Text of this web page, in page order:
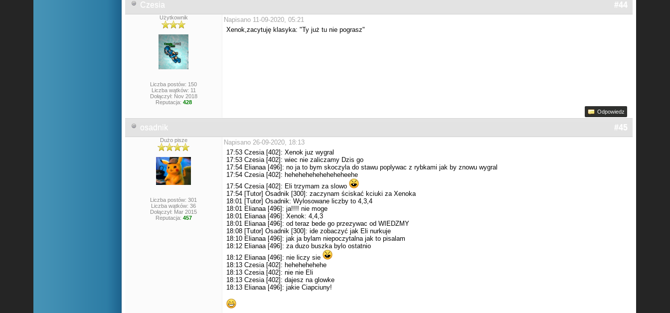
Czesia #44
Użytkownik
Liczba postów: 150
Liczba wątków: 11
Dołączył: Nov 2018
Reputacja: 428
Napisano 11-09-2020, 05:21
Xenok,zacytuję klasyka: "Ty już tu nie pograsz"
Odpowiedz
osadnik #45
Dużo pisze
Liczba postów: 301
Liczba wątków: 36
Dołączył: Mar 2015
Reputacja: 457
Napisano 26-09-2020, 18:13
17:53 Czesia [402]: Xenok juz wygral
17:53 Czesia [402]: wiec nie zaliczamy Dzis go
17:54 Elianaa [496]: no ja to bym skoczyla do stawu poplywac z rybkami jak by znowu wygral
17:54 Czesia [402]: heheheheheheheheheehe
17:54 Czesia [402]: Eli trzymam za slowo
17:54 [Tutor] Osadnik [300]: zaczynam ściskać kciuki za Xenoka
18:01 [Tutor] Osadnik: Wylosowane liczby to 4,3,4
18:01 Elianaa [496]: ja!!!! nie moge
18:01 Elianaa [496]: Xenok: 4,4,3
18:01 Elianaa [496]: od teraz bede go przezywac od WIEDZMY
18:08 [Tutor] Osadnik [300]: ide zobaczyć jak Eli nurkuje
18:10 Elianaa [496]: jak ja bylam niepoczytalna jak to pisalam
18:12 Elianaa [496]: za duzo buszka bylo ostatnio
18:12 Elianaa [496]: nie liczy sie
18:13 Czesia [402]: hehehehehehe
18:13 Czesia [402]: nie nie Eli
18:13 Czesia [402]: dajesz na glowke
18:13 Elianaa [496]: jakie Ciapciuny!